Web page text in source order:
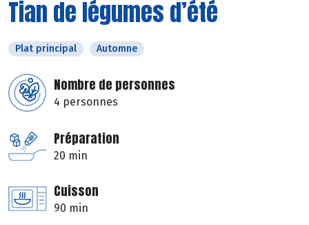
Tian de légumes d’été
Plat principal Automne
Nombre de personnes
4 personnes
Préparation
20 min
Cuisson
90 min